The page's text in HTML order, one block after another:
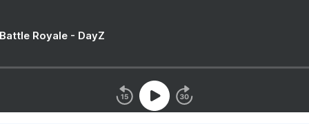
Royale - DayZ